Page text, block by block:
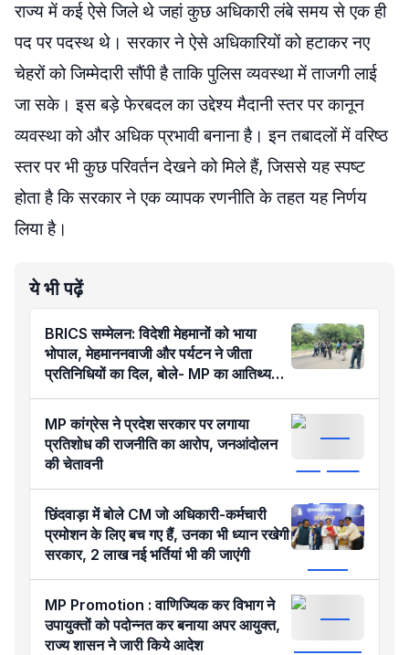
राज्य में कई ऐसे जिले थे जहां कुछ अधिकारी लंबे समय से एक ही
पद पर पदस्थ थे। सरकार ने ऐसे अधिकारियों को हटाकर नए
चेहरों को जिम्मेदारी सौंपी है ताकि पुलिस व्यवस्था में ताजगी लाई
जा सके। इस बड़े फेरबदल का उद्देश्य मैदानी स्तर पर कानून
व्यवस्था को और अधिक प्रभावी बनाना है। इन तबादलों में वरिष्ठ
स्तर पर भी कुछ परिवर्तन देखने को मिले हैं, जिससे यह स्पष्ट
होता है कि सरकार ने एक व्यापक रणनीति के तहत यह निर्णय
लिया है।
ये भी पढ़ें
BRICS सम्मेलन: विदेशी मेहमानों को भाया
भोपाल, मेहमाननवाजी और पर्यटन ने जीता
प्रतिनिधियों का दिल, बोले- MP का आतिथ्य
हमेशा रहेगा याद
MP कांग्रेस ने प्रदेश सरकार पर लगाया
प्रतिशोध की राजनीति का आरोप, जनआंदोलन
की चेतावनी
छिंदवाड़ा में बोले CM जो अधिकारी-कर्मचारी
प्रमोशन के लिए बच गए हैं, उनका भी ध्यान रखेगी
सरकार, 2 लाख नई भर्तियां भी की जाएंगी
MP Promotion : वाणिज्यिक कर विभाग ने
उपायुक्तों को पदोन्नत कर बनाया अपर आयुक्त,
राज्य शासन ने जारी किये आदेश